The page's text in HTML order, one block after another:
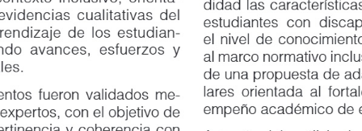
cualitativas del
de los estudian
-
esfuerzos y
fueron validados me
-
con el objetivo de
didad las características
estudiantes con
el nivel de conocimiento
al marco normativo
de una propuesta de
lares orientada al
empeño académico de